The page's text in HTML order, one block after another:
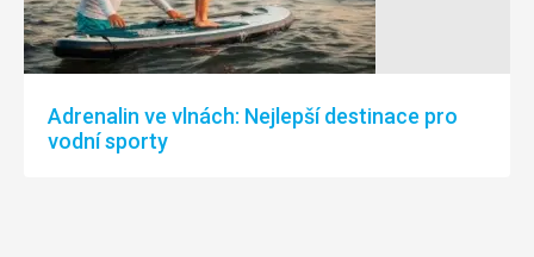
Adrenalin ve vlnách: Nejlepší destinace pro
vodní sporty